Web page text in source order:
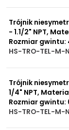
Trójnik
- 1.1/2" NPT,
Rozmiar gwintu:
HS-TRO-TEL-M-
Trójnik
1/4" NPT,
Rozmiar gwintu:
HS-TRO-TEL-M-